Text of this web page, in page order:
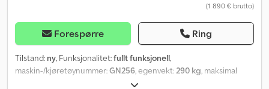
(1 890 € brutto)
Forespørre Ring
Tilstand: ny, Funksjonalitet:fullt funksjonell,
maskin-/kjøretøynummer:GN256 , egenvekt: 290 kg , maksimal
1 300 kg